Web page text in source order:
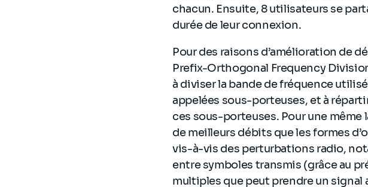
chacun. Ensuite, 8 utilisateurs se
durée de leur connexion.
Pour des raisons d’amélioration de
Prefix-Orthogonal Frequency
à diviser la bande de fréquence
appelées sous-porteuses, et à
ces sous-porteuses. Pour une même
de meilleurs débits que les formes
vis-à-vis des perturbations radio,
entre symboles transmis (grâce au
multiples que peut prendre un signal